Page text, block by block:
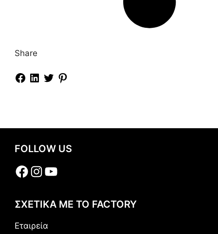
Share
FOLLOW US
Facebook
Instagram
YouTube
ΣΧΕΤΙΚΑ ΜΕ ΤΟ FACTORY
Εταιρεία